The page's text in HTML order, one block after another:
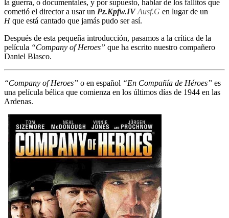
la guerra, o documentales, y por supuesto, hablar de los fallitos que
cometió el director a usar un Pz.Kpfw.IVAusf.G en lugar de un
Hque está cantado que jamás pudo ser así.
Después de esta pequeña introducción, pasamos a la crítica de la
película “Company of Heroes” que ha escrito nuestro compañero
Daniel Blasco.
“Company of Heroes” o en español “En Compañía de Héroes” es
una película bélica que comienza en los últimos días de 1944 en las
Ardenas.